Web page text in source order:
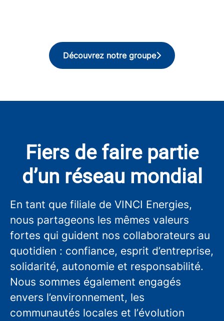
Découvrez notre groupe
Fiers de faire partie
d’un réseau mondial
En tant que filiale de VINCI Energies,
nous partageons les mêmes valeurs
fortes qui guident nos collaborateurs au
quotidien : confiance, esprit d’entreprise,
solidarité, autonomie et responsabilité.
Nous sommes également engagés
envers l’environnement, les
communautés locales et l’évolution